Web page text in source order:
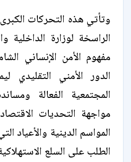
وتأتي هذه التحركات
الراسخة لوزارة الداخلية
مفهوم الأمن الإنساني
الدور الأمني التقليدي
المجتمعية الفعالة
مواجهة التحديات
المواسم الدينية والأعياد
الطلب على السلع